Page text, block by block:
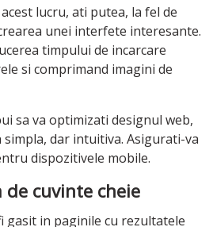
lucru, ati putea, la fel de
unei interfete interesante.
timpului de incarcare
si comprimand imagini de
sa va optimizati designul web,
dar intuitiva. Asigurati-va
dispozitivele mobile.
cuvinte cheie
gasit in paginile cu rezultatele